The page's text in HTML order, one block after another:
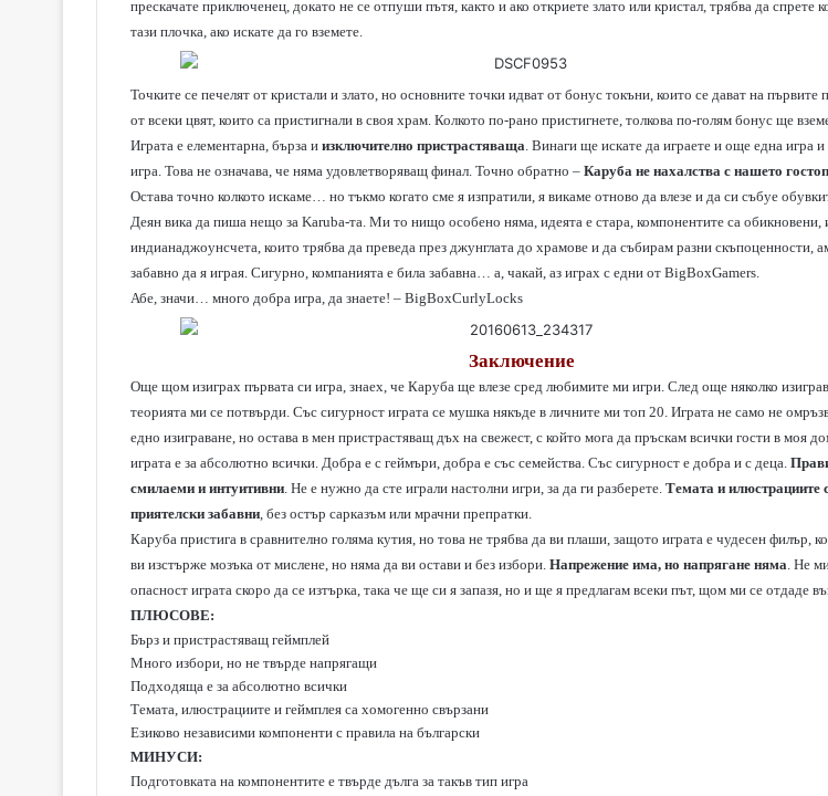
прескачате приключенец, докато не се отпуши пътя, както и ако откриете злато или кристал, трябва да спрете
тази плочка, ако искате да го вземете.
Точките се печелят от кристали и злато, но основните точки идват от бонус токъни, които се дават на
от всеки цвят, които са пристигнали в своя храм. Колкото по-рано пристигнете, толкова по-голям бонус ще
Играта е елементарна, бърза и изключително пристрастяваща. Винаги ще искате да играете и още една игра
игра. Това не означава, че няма удовлетворяващ финал. Точно обратно – Каруба не нахалства с нашето
Остава точно колкото искаме… но тъкмо когато сме я изпратили, я викаме отново да влезе и да си събуе
Деян вика да пиша нещо за Karuba-та. Mи то нищо особено няма, идеята е стара, компонентите са обикновени,
индианаджоунсчета, които трябва да преведа през джунглата до храмове и да събирам разни скъпоценности,
забавно да я играя. Сигурно, компанията е била забавна… а, чакай, аз играх с едни от BigBoxGamers.
Абе, значи… много добра игра, да знаете! – BigBoxCurlyLocks
Заключение
Още щом изиграх първата си игра, знаех, че Каруба ще влезе сред любимите ми игри. След още няколко
теорията ми се потвърди. Със сигурност играта се мушка някъде в личните ми топ 20. Играта не само не
едно изиграване, но остава в мен пристрастяващ дъх на свежест, с който мога да пръскам всички гости в моя
играта е за абсолютно всички. Добра е с геймъри, добра е със семейства. Със сигурност е добра и с деца.
смилаеми и интуитивни. Не е нужно да сте играли настолни игри, за да ги разберете. Темата и илюстрациите
приятелски забавни, без остър сарказъм или мрачни препратки.
Каруба пристига в сравнително голяма кутия, но това не трябва да ви плаши, защото играта е чудесен филър,
ви изстърже мозъка от мислене, но няма да ви остави и без избори. Напрежение има, но напрягане няма. Не
опасност играта скоро да се изтърка, така че ще си я запазя, но и ще я предлагам всеки път, щом ми се отдаде
ПЛЮСОВЕ:
Бърз и пристрастяващ геймплей
Много избори, но не твърде напрягащи
Подходяща е за абсолютно всички
Темата, илюстрациите и геймплея са хомогенно свързани
Езиково независими компоненти с правила на български
МИНУСИ:
Подготовката на компонентите е твърде дълга за такъв тип игра